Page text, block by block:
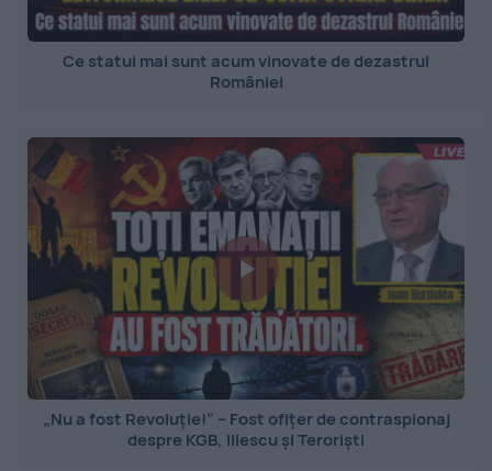
Ce statui mai sunt acum vinovate de dezastrul
României
„Nu a fost Revoluție!” – Fost ofițer de contraspionaj
despre KGB, Iliescu și Teroriști